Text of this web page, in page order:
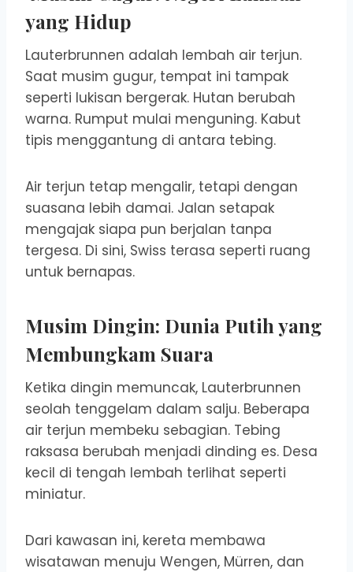
yang Hidup
Lauterbrunnen adalah lembah air terjun.
Saat musim gugur, tempat ini tampak
seperti lukisan bergerak. Hutan berubah
warna. Rumput mulai menguning. Kabut
tipis menggantung di antara tebing.
Air terjun tetap mengalir, tetapi dengan
suasana lebih damai. Jalan setapak
mengajak siapa pun berjalan tanpa
tergesa. Di sini, Swiss terasa seperti ruang
untuk bernapas.
Musim Dingin: Dunia Putih yang
Membungkam Suara
Ketika dingin memuncak, Lauterbrunnen
seolah tenggelam dalam salju. Beberapa
air terjun membeku sebagian. Tebing
raksasa berubah menjadi dinding es. Desa
kecil di tengah lembah terlihat seperti
miniatur.
Dari kawasan ini, kereta membawa
wisatawan menuju Wengen, Mürren, dan